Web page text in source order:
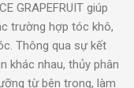
GRAPEFRUIT giúp
trường hợp tóc khô,
Thông qua sự kết
khác nhau, thủy phân
từ bên trong, làm